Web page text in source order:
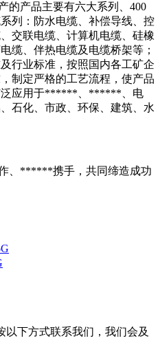
产品主要有六大系列、400
列：防水电缆、补偿导线、控
交联电缆、计算机电缆、硅橡
缆、伴热电缆及电缆桥架等；
行业标准，按照国内各工矿企
制定严格的工艺流程，使产品
应用于******、******、电
石化、市政、环保、建筑、水
、******携手，共同缔造成功
以下方式联系我们，我们会及